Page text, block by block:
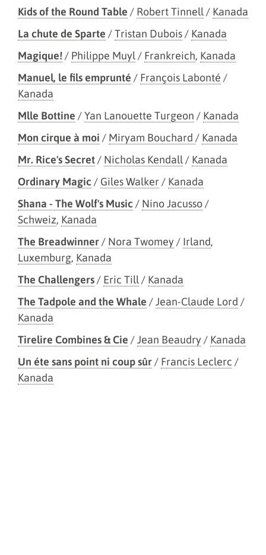
Kids of the Round Table / Robert Tinnell/ Kanada
La chute de Sparte /Tristan Dubois/ Kanada
Magique!/ Philippe Muyl/ Frankreich, Kanada
Manuel, le fils emprunté / François Labonté /
Kanada
Mlle Bottine /Yan Lanouette Turgeon / Kanada
Mon cirque à moi / Miryam Bouchard / Kanada
Mr. Rice's Secret/ Nicholas Kendall/ Kanada
Ordinary Magic/ Giles Walker / Kanada
Shana - The Wolf's Music/ Nino Jacusso/
Schweiz, Kanada
The Breadwinner/ Nora Twomey / Irland,
Luxemburg, Kanada
The Challengers/ Eric Till/ Kanada
The Tadpole and the Whale /Jean-Claude Lord /
Kanada
Tirelire Combines & Cie /Jean Beaudry / Kanada
Un éte sans point ni coup sûr/ Francis Leclerc /
Kanada